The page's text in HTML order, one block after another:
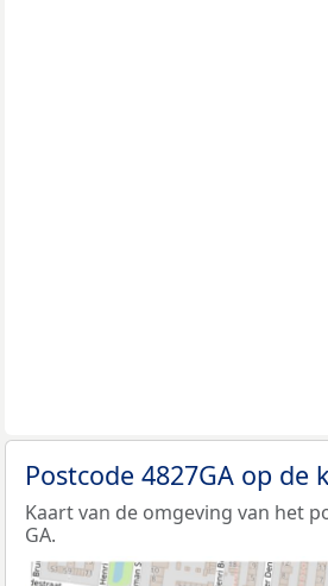
Postcode 4827GA op de
Kaart van de omgeving van het
GA.